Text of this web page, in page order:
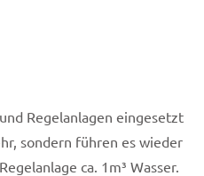
Regelanlagen eingesetzt
sondern führen es wieder
ca. 1m³ Wasser.